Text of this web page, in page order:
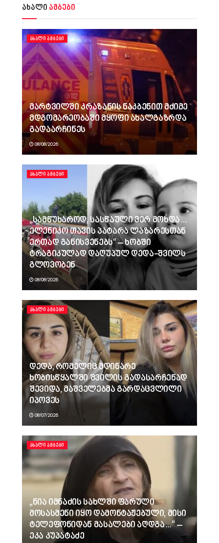
ახალი ამბები
ᲐᲮᲐᲚᲘ ᲐᲛᲑᲔᲑᲘ
მარტვილში კრაზანის ნაკბენით მძიმე
მდგომარეობაში მყოფი ახალგაზრდა
გადაარჩინეს
08/08/2026
ᲐᲮᲐᲚᲘ ᲐᲛᲑᲔᲑᲘ
„სამწუხაროდ, სასწაული ვერ მოხდა…
ელენიკო თავის პატარა ლაზარესთან
ერთად განისვენებს“ – ხობში
ტრაგიკულად დაღუპულ დედა-შვილს
გლოვობენ
08/08/2026
ᲐᲮᲐᲚᲘ ᲐᲛᲑᲔᲑᲘ
დედა, რომელიც მდინარე
ხობისწყალში შვილის გადასარჩენად
შევიდა, მაშველებმა გარდაცვლილი
იპოვეს
08/07/2026
ᲐᲮᲐᲚᲘ ᲐᲛᲑᲔᲑᲘ
„ნია იმნაძის სახლში ფარული
მოსასმენი იყო დამონტაჟებული, მისი
ტელეფონიდან მასალები აღდგა…“ –
ეკა კუპატაძე